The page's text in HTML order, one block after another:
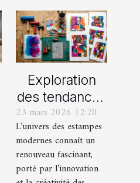
Exploration
des tendances
actuelles en
estampes
modernes
23 mars 2026 12:20
L’univers des estampes
modernes connaît un
renouveau fascinant,
porté par l’innovation